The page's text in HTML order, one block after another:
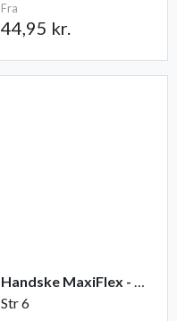
Fra
44,95 kr.
Handske MaxiFlex - Cut
Str 6